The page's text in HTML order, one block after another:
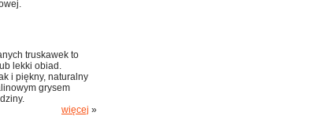
truskawek to
lekki obiad.
i piękny, naturalny
grysem
więcej »